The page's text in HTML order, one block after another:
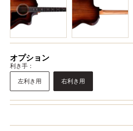
オプション
利き手：
左利き用 右利き用